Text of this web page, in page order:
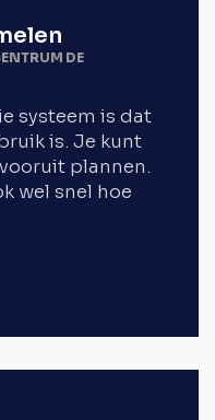
DE
systeem is dat
is. Je kunt
plannen.
wel snel hoe